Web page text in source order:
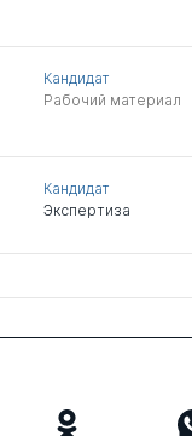
Кандидат
Рабочий материал
Кандидат
Экспертиза